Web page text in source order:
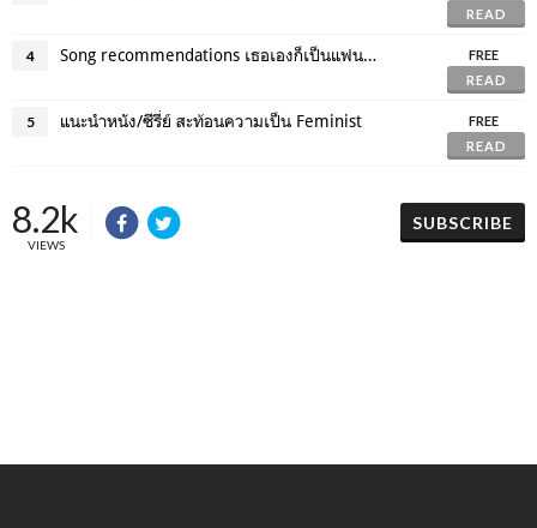
READ
4 Song recommendations เธอเองก็เป็นแฟนเราได้นะ
FREE
READ
5 แนะนำหนัง/ซีรี่ย์ สะท้อนความเป็น Feminist
FREE
READ
8.2k
VIEWS
SUBSCRIBE